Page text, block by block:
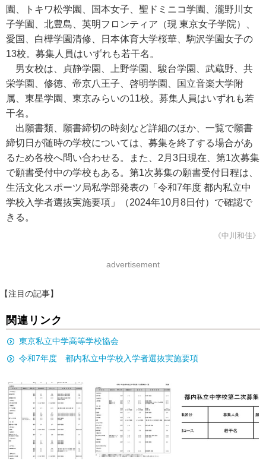
園、トキワ松学園、国本女子、聖ドミニコ学園、瀧野川女
子学園、北豊島、英明フロンティア（現 東京女子学院）、
愛国、白樺学園清修、日本体育大学桜華、駒沢学園女子の
13校。募集人員はいずれも若干名。
男女校は、貞静学園、上野学園、駿台学園、武蔵野、共
栄学園、修徳、帝京八王子、啓明学園、国立音楽大学附
属、東星学園、東京みらいの11校。募集人員はいずれも若
干名。
出願書類、願書締切の時刻など詳細のほか、一覧で願書
締切日が随時の学校については、募集を終了する場合があ
るため各校へ問い合わせる。また、2月3日現在、第1次募集
で願書受付中の学校もある。第1次募集の願書受付日程は、
生活文化スポーツ局私学部発表の「令和7年度 都内私立中
学校入学者選抜実施要項」（2024年10月8日付）で確認で
きる。
《中川和佳》
advertisement
【注目の記事】
関連リンク
東京私立中学高等学校協会
令和7年度 都内私立中学校入学者選抜実施要項